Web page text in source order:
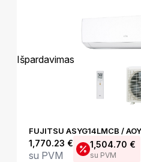
Išpardavimas
FUJITSU ASYG14LMCB /
1,770.23 €
su PVM
1,504.70 €
su PVM